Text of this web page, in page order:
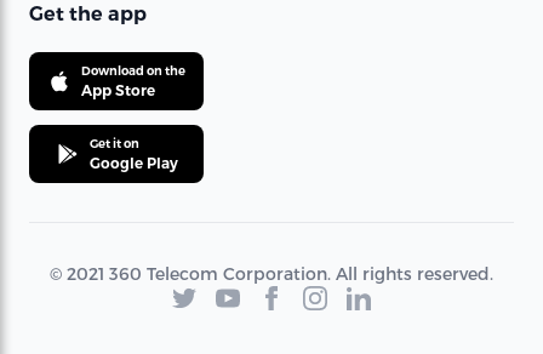
Get the app
Download on the
App Store
Get it on
Google Play
© 2021 360 Telecom Corporation. All rights reserved.